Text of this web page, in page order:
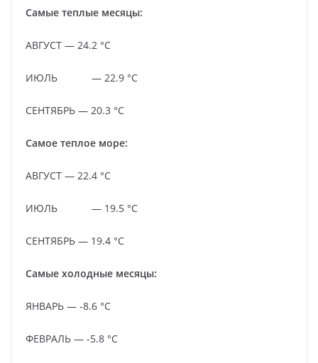
Самые теплые месяцы:
АВГУСТ — 24.2 °C
ИЮЛЬ — 22.9 °C
СЕНТЯБРЬ — 20.3 °C
Самое теплое море:
АВГУСТ — 22.4 °C
ИЮЛЬ — 19.5 °C
СЕНТЯБРЬ — 19.4 °C
Самые холодные месяцы:
ЯНВАРЬ — -8.6 °C
ФЕВРАЛЬ — -5.8 °C